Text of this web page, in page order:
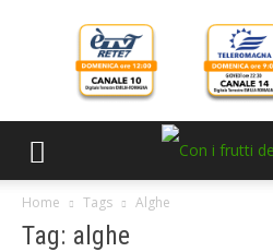
Home Tags Alghe
Tag: alghe